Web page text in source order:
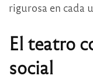
rigurosa en cada
El teatro
social